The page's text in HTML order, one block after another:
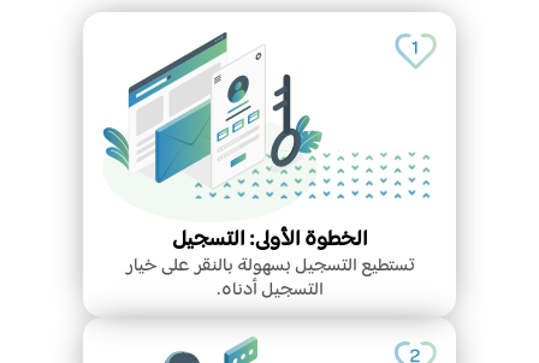
الخطوة الأولى: التسجيل
تستطيع التسجيل بسهولة بالنقر على خيار
التسجيل أدناه.